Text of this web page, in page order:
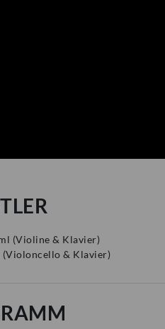
(Violine & Klavier)
(Violoncello & Klavier)